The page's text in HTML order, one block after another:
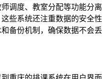
调度、教室分配等功能分离
些系统还注重数据的安全性
备份机制，确保数据不会丢